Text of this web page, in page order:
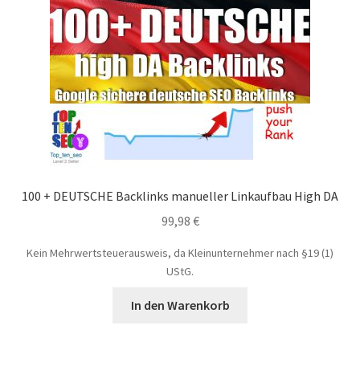
100 + DEUTSCHE Backlinks manueller Linkaufbau High DA
99,98 €
Kein Mehrwertsteuerausweis, da Kleinunternehmer nach §19 (1)
UStG.
In den Warenkorb